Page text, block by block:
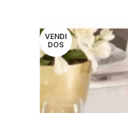
VENDI
DOS